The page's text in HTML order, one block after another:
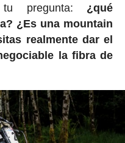
tu pregunta: ¿qué
¿Es una mountain
realmente dar el
la fibra de